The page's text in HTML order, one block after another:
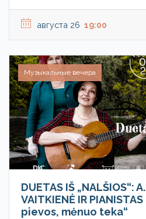
августа 26 19:00
Музыкальные вечера
DUETAS IŠ „NALŠIOS“:
VAITKIENĖ IR
pievos, mėnuo teka“